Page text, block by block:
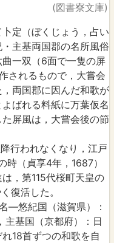
(図書寮文庫)
定（ぼくじょう，占い
主基両国郡の名所風俗
一双（6面で一隻の屏
されるもので，大嘗会
両国郡に因んだ和歌が
ばれる料紙に万葉仮名
屏風は，大嘗会後の節
行われなくなり，江戸
時（貞享4年，1687）
，第115代桜町天皇の
復活した。
―悠紀国（滋賀県）：
主基国（京都府）：日
18首ずつの和歌を自